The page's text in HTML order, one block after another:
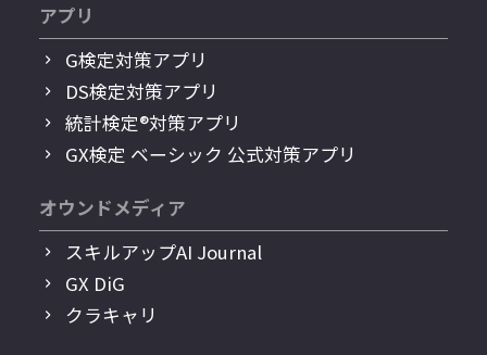
アプリ
G検定対策アプリ
DS検定対策アプリ
統計検定®︎対策アプリ
GX検定 ベーシック 公式対策アプリ
オウンドメディア
スキルアップAI Journal
GX DiG
クラキャリ